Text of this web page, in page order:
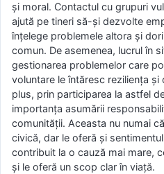
și moral. Contactul cu grupuri
ajută pe tineri să-și dezvolte
înțelege problemele altora și
comun. De asemenea, lucrul în
gestionarea problemelor care
voluntare le întăresc reziliența
plus, prin participarea la astfel
importanța asumării
comunității. Aceasta nu numai
civică, dar le oferă și
contribuit la o cauză mai mare,
și le oferă un scop clar în viață.